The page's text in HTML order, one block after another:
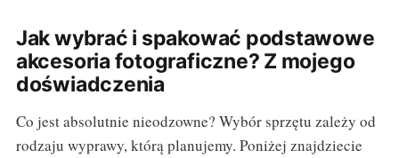
Jak wybrać i spakować podstawowe
akcesoria fotograficzne? Z mojego
doświadczenia
Co jest absolutnie nieodzowne? Wybór sprzętu zależy od
rodzaju wyprawy, którą planujemy. Poniżej znajdziecie